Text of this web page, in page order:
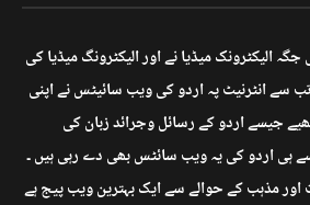
الیکٹرونک میڈیا نے اور الیکٹرونگ میڈیا کی
سے انٹرنیٹ پہ اردو کی ویب سائیٹس نے اپنی
جیسے اردو کے رسائل وجرائد زبان کی
ہی اردو کی یہ ویب سائٹس بھی دے رہی ہیں ۔
اور مذہب کے حوالے سے ایک بہترین ویب پیج ہے